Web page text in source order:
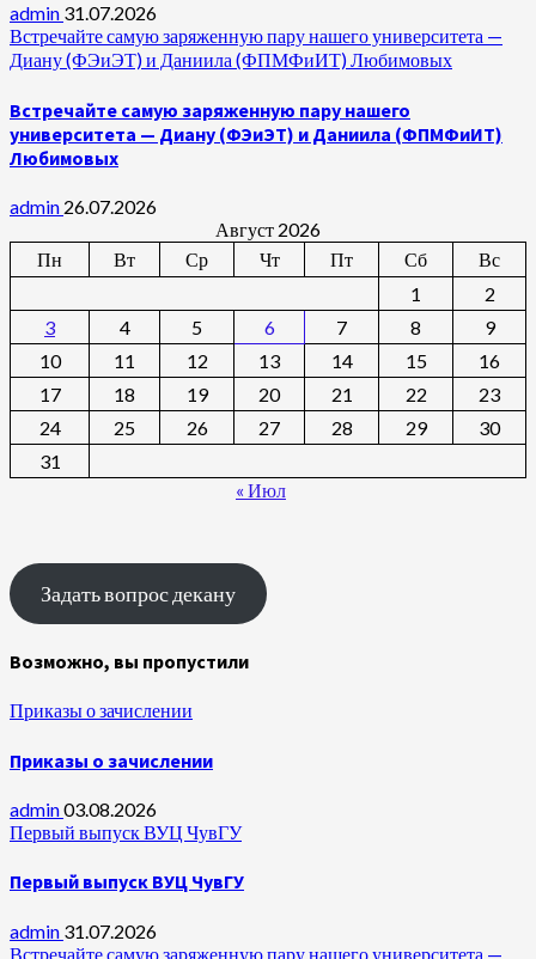
admin 31.07.2026
Встречайте самую заряженную пару нашего университета —
Диану (ФЭиЭТ) и Даниила (ФПМФиИТ) Любимовых
Встречайте самую заряженную пару нашего
университета — Диану (ФЭиЭТ) и Даниила (ФПМФиИТ)
Любимовых
admin 26.07.2026
Август 2026
Пн
Вт Ср Чт Пт Сб
Вс
1
2
3
4 5 6 7 8
9
10
11 12 13 14 15
16
17
18 19 20 21 22
23
24
25 26 27 28 29
30
31
« Июл
Задать вопрос декану
Возможно, вы пропустили
Приказы о зачислении
Приказы о зачислении
admin03.08.2026
Первый выпуск ВУЦ ЧувГУ
Первый выпуск ВУЦ ЧувГУ
admin 31.07.2026
Встречайте самую заряженную пару нашего университета —